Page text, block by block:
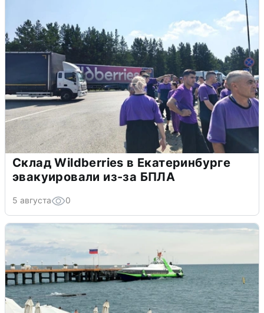
Склад Wildberries в Екатеринбурге
эвакуировали из-за БПЛА
5 августа 0